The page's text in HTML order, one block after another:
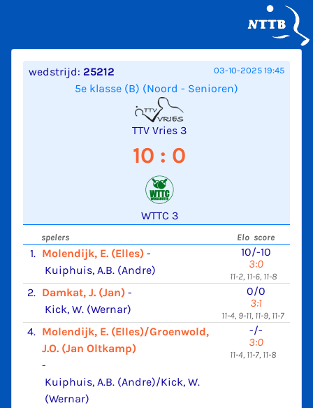
wedstrijd: 25212 03-10-2025 19:45
5e klasse (B) (Noord - Senioren)
TTV Vries 3
10 : 0
WTTC 3
spelers Elo score
1. Molendijk, E. (Elles) -
Kuiphuis, A.B. (Andre)
10/-10
3:0
11-2, 11-6, 11-8
2. Damkat, J. (Jan) -
Kick, W. (Wernar)
0/0
3:1
11-4, 9-11, 11-9, 11-7
4. Molendijk, E. (Elles)/Groenwold,
J.O. (Jan Oltkamp)
-
Kuiphuis, A.B. (Andre)/Kick, W.
(Wernar)
-/-
3:0
11-4, 11-7, 11-8